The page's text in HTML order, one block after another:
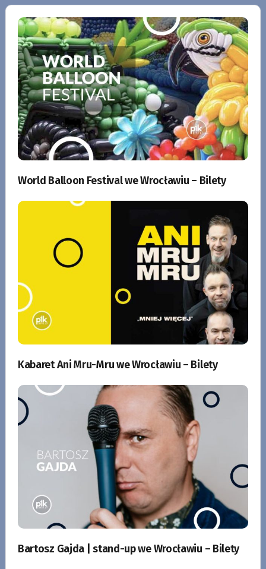
World Balloon Festival we Wrocławiu – Bilety
Kabaret Ani Mru-Mru we Wrocławiu – Bilety
Bartosz Gajda | stand-up we Wrocławiu – Bilety